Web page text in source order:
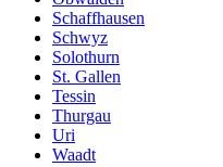
Schaffhausen
Schwyz
Solothurn
St. Gallen
Tessin
Thurgau
Uri
Waadt